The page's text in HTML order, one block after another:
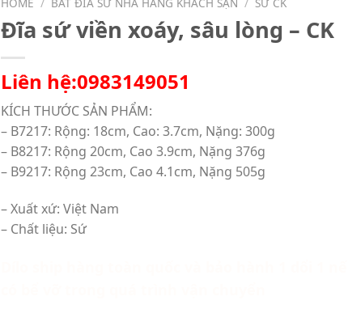
Đĩa sứ viền xoáy, sâu lòng – CK
Liên hệ:0983149051
KÍCH THƯỚC SẢN PHẨM:
– B7217: Rộng: 18cm, Cao: 3.7cm, Nặng: 300g
– B8217: Rộng 20cm, Cao 3.9cm, Nặng 376g
– B9217: Rộng 23cm, Cao 4.1cm, Nặng 505g
– Xuất xứ: Việt Nam
– Chất liệu: Sứ